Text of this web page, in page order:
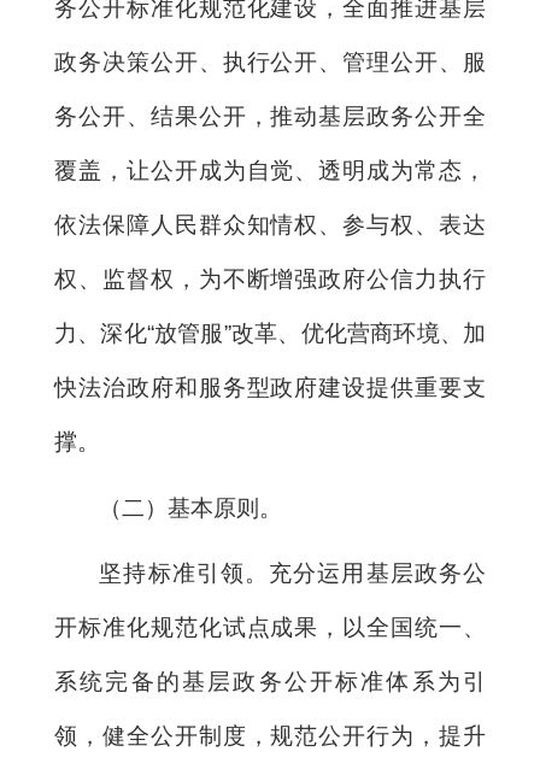
务公开标准化规范化建设，全面推进基层
政务决策公开、执行公开、管理公开、服
务公开、结果公开，推动基层政务公开全
覆盖，让公开成为自觉、透明成为常态，
依法保障人民群众知情权、参与权、表达
权、监督权，为不断增强政府公信力执行
力、深化“放管服”改革、优化营商环境、加
快法治政府和服务型政府建设提供重要支
撑。
（二）基本原则。
坚持标准引领。充分运用基层政务公
开标准化规范化试点成果，以全国统一、
系统完备的基层政务公开标准体系为引
领，健全公开制度，规范公开行为，提升